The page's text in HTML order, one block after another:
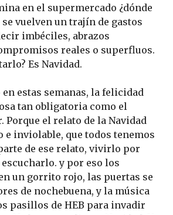
en el supermercado ¿dónde
se vuelven un trajín de gastos
imbéciles, abrazos
reales o superfluos.
Es Navidad.
en estas semanas, la felicidad
tan obligatoria como el
el relato de la Navidad
e inviolable, que todos tenemos
de ese relato, vivirlo por
y por eso los
un gorrito rojo, las puertas se
de nochebuena, y la música
pasillos de HEB para invadir